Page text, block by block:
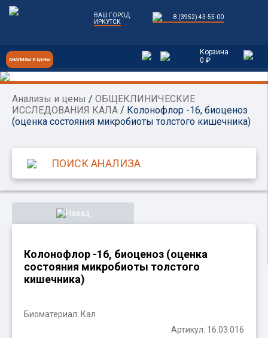
АНАЛИЗЫ И ЦЕНЫ
ВАШ ГОРОД:
ИРКУТСК
8 (3952) 43-55-00
Корзина
0 ₽
Анализы и цены / ОБЩЕКЛИНИЧЕСКИЕ
ИССЛЕДОВАНИЯ КАЛА / Колонофлор -16, биоценоз
(оценка состояния микробиоты толстого кишечника)
Назад
Колонофлор -16, биоценоз (оценка
состояния микробиоты толстого
кишечника)
Биоматериал: Кал
Артикул: 16.03.016